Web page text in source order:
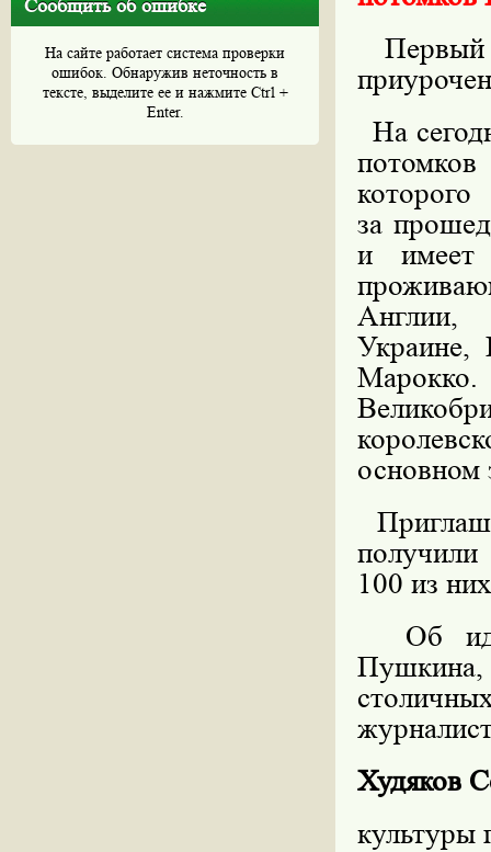
Сообщить об ошибке
На сайте работает система проверки
ошибок. Обнаружив неточность в
тексте, выделите ее и нажмите Ctrl +
Enter.
Первый
На
за
и имеет
Англии,
Украине,
основном
100 из
Об
Пушкина,
Худяков
культуры